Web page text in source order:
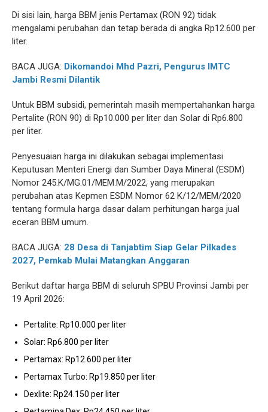
Di sisi lain, harga BBM jenis Pertamax (RON 92) tidak
mengalami perubahan dan tetap berada di angka Rp12.600 per
liter.
BACA JUGA: Dikomandoi Mhd Pazri, Pengurus IMTC
Jambi Resmi Dilantik
Untuk BBM subsidi, pemerintah masih mempertahankan harga
Pertalite (RON 90) di Rp10.000 per liter dan Solar di Rp6.800
per liter.
Penyesuaian harga ini dilakukan sebagai implementasi
Keputusan Menteri Energi dan Sumber Daya Mineral (ESDM)
Nomor 245.K/MG.01/MEM.M/2022, yang merupakan
perubahan atas Kepmen ESDM Nomor 62 K/12/MEM/2020
tentang formula harga dasar dalam perhitungan harga jual
eceran BBM umum.
BACA JUGA: 28 Desa di Tanjabtim Siap Gelar Pilkades
2027, Pemkab Mulai Matangkan Anggaran
Berikut daftar harga BBM di seluruh SPBU Provinsi Jambi per
19 April 2026:
Pertalite: Rp10.000 per liter
Solar: Rp6.800 per liter
Pertamax: Rp12.600 per liter
Pertamax Turbo: Rp19.850 per liter
Dexlite: Rp24.150 per liter